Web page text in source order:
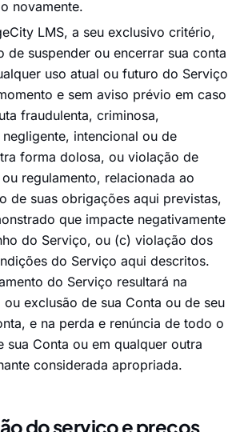
novamente.
LMS, a seu exclusivo critério,
de suspender ou encerrar sua conta
uso atual ou futuro do Serviço
e sem aviso prévio em caso
fraudulenta, criminosa,
intencional ou de
forma dolosa, ou violação de
regulamento, relacionada ao
de suas obrigações aqui previstas,
que impacte negativamente
do Serviço, ou (c) violação dos
do Serviço aqui descritos.
do Serviço resultará na
exclusão de sua Conta ou de seu
e na perda e renúncia de todo o
sua Conta ou em qualquer outra
considerada apropriada.
do serviço e preços